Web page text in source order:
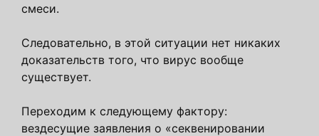
смеси.
Следовательно, в этой ситуации нет никаких
доказательств того, что вирус вообще
существует.
Переходим к следующему фактору:
вездесущие заявления о «секвенировании